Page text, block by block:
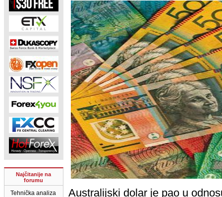
Najčitanije na
forumu
Tehnička analiza
Australijski dolar je pao u